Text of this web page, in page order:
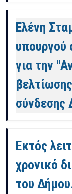
Ελένη
υπουργού
για την
σύνδεσης
Εκτός
χρονικό
του